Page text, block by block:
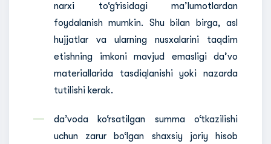
narxi to‘g‘risidagi ma’lumotlardan
foydalanish mumkin. Shu bilan birga, asl
hujjatlar va ularning nusxalarini taqdim
etishning imkoni mavjud emasligi da’vo
materiallarida tasdiqlanishi yoki nazarda
tutilishi kerak.
daʼvoda ko‘rsatilgan summa o‘tkazilishi
uchun zarur bo‘lgan shaxsiy joriy hisob